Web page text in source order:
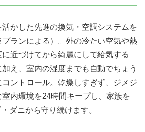
かした先進の換気・空調システムを
ランによる）。外の冷たい空気や熱
近づけてから綺麗にして給気する
加え、室内の湿度までも自動でちょう
ントロール。乾燥しすぎず、ジメジ
室内環境を24時間キープし、家族を
ダニから守り続けます。